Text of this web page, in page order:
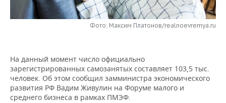
НЕФТЕХИМИЯ
ЭНЕРГЕТИКА
РОЗНИЧНАЯ ТОРГОВЛЯ
УСЛУГИ
НОВОСТИ ТЕХНОЛОГИЙ
МЕДИА
ТЕЛЕКОММУНИКАЦИИ
МЕРОПРИЯТИЯ
ВЫЕЗДНАЯ РЕДАКЦИЯ
БИЗНЕС-БРАНЧИ
НОВОСТИ СПОРТА
ФУТБОЛ
ОБЩЕСТВО
НОВОСТИ ОБЩЕСТВА
ФОТОГАЛЕРЕЯ
Фото: Максим Платонов/realnoevremya.ru
На данный момент число официально
зарегистрированных самозанятых составляет 103,5 тыс.
человек. Об этом сообщил замминистра экономического
развития РФ Вадим Живулин на Форуме малого и
среднего бизнеса в рамках ПМЭФ.